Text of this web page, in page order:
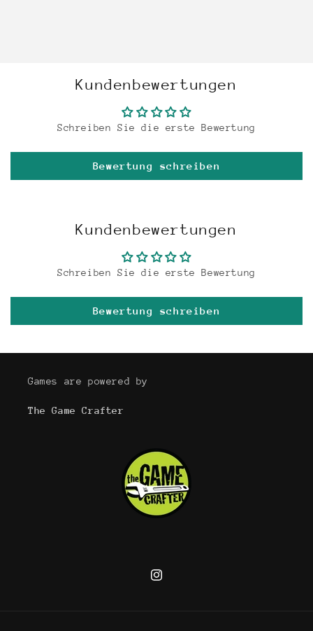
Kundenbewertungen
Schreiben Sie die erste Bewertung
Bewertung schreiben
Kundenbewertungen
Schreiben Sie die erste Bewertung
Bewertung schreiben
Games are powered by
The Game Crafter
Instagram